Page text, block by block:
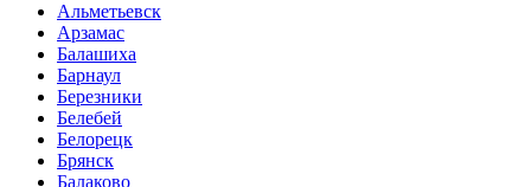
Альметьевск
Арзамас
Балашиха
Барнаул
Березники
Белебей
Белорецк
Брянск
Балаково